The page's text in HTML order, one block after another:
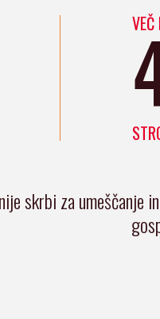
skrbi za umeščanje